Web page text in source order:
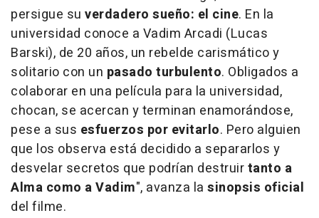
persigue su verdadero sueño: el cine. En la
universidad conoce a Vadim Arcadi (Lucas
Barski), de 20 años, un rebelde carismático y
solitario con un pasado turbulento. Obligados a
colaborar en una película para la universidad,
chocan, se acercan y terminan enamorándose,
pese a sus esfuerzos por evitarlo. Pero alguien
que los observa está decidido a separarlos y
desvelar secretos que podrían destruirtanto a
Alma como a Vadim", avanza la sinopsis oficial
del filme.